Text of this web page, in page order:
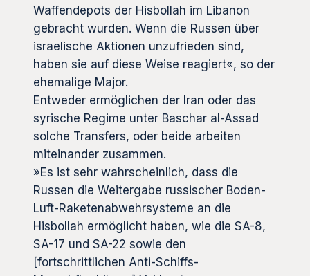
Waffendepots der Hisbollah im Libanon
gebracht wurden. Wenn die Russen über
israelische Aktionen unzufrieden sind,
haben sie auf diese Weise reagiert«, so der
ehemalige Major.
Entweder ermöglichen der Iran oder das
syrische Regime unter Baschar al-Assad
solche Transfers, oder beide arbeiten
miteinander zusammen.
»Es ist sehr wahrscheinlich, dass die
Russen die Weitergabe russischer Boden-
Luft-Raketenabwehrsysteme an die
Hisbollah ermöglicht haben, wie die SA-8,
SA-17 und SA-22 sowie den
[fortschrittlichen Anti-Schiffs-